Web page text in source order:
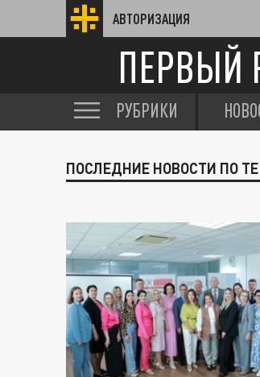
АВТОРИЗАЦИЯ
ПЕРВЫЙ
РУБРИКИ
ПОСЛЕДНИЕ НОВОСТИ ПО